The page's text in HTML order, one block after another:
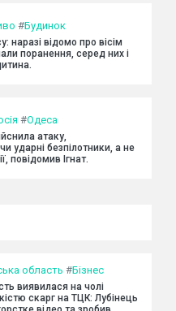
#Будинок
наразі відомо про вісім
поранення, серед них і
#Одеса
атаку,
ударні безпілотники, а не
повідомив Ігнат.
область #Бізнес
виявилася на чолі
скарг на ТЦК: Лубінець